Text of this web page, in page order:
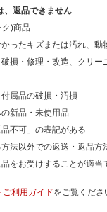
、返品できません
)商品
ったキズまたは汚れ、動
損・修理・改造、クリー
属品の破損・汚損
新品・未使用品
不可」の表記がある
法以外での返送・返品方
をお受けすることが適当
ご利用ガイドをご覧くださ